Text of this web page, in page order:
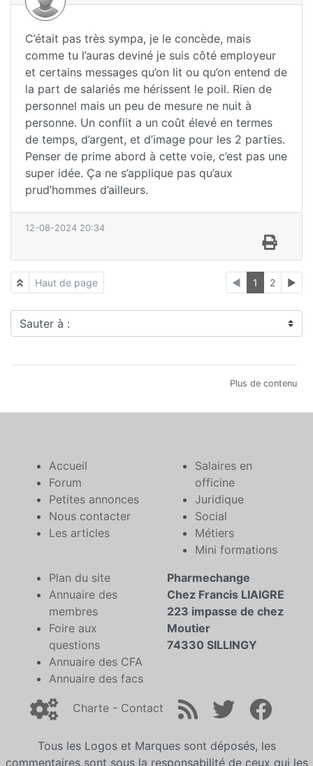
C’était pas très sympa, je le concède, mais
comme tu l’auras deviné je suis côté employeur
et certains messages qu’on lit ou qu’on entend de
la part de salariés me hérissent le poil. Rien de
personnel mais un peu de mesure ne nuit à
personne. Un conflit a un coût élevé en termes
de temps, d’argent, et d’image pour les 2 parties.
Penser de prime abord à cette voie, c’est pas une
super idée. Ça ne s’applique pas qu’aux
prud’hommes d’ailleurs.
12-08-2024 20:34
Haut de page ◄ 1 2 ►
Sauter à :
Plus de contenu
Accueil
Forum
Petites annonces
Nous contacter
Les articles
Salaires en
officine
Juridique
Social
Métiers
Mini formations
Plan du site
Annuaire des
membres
Foire aux
questions
Annuaire des CFA
Annuaire des facs
Pharmechange
Chez Francis LIAIGRE
223 impasse de chez
Moutier
74330 SILLINGY
Charte - Contact
Tous les Logos et Marques sont déposés, les
commentaires sont sous la responsabilité de ceux qui les